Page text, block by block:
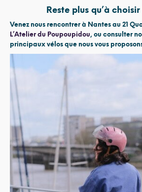
Reste plus qu’à
Venez nous rencontrer à Nantes au 21
L’Atelier du Poupoupidou, ou consulter
principaux vélos que nous vous